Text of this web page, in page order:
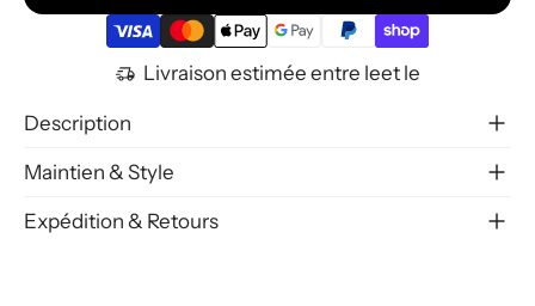
Livraison estimée entre leet le
Description
Maintien & Style
Expédition & Retours